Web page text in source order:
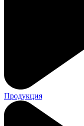
Продукция